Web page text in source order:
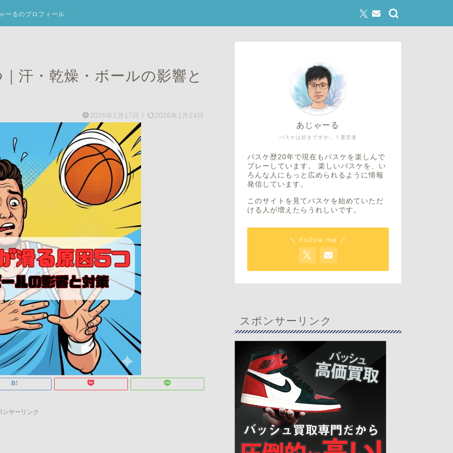
ーるのプロフィール
汗・乾燥・ボールの影響と
2026年1月17日 / 2026年1月24日
ンサーリンク
バスケは好きですか…？運営者
あじゃーる
バスケ歴20年で現在もバスケを楽しんで
プレーしています。 楽しいバスケを、い
ろんな人にもっと広められるように情報
発信しています。
このサイトを見てバスケを始めていただ
ける人が増えたらうれしいです。
＼ Follow me ／
スポンサーリンク